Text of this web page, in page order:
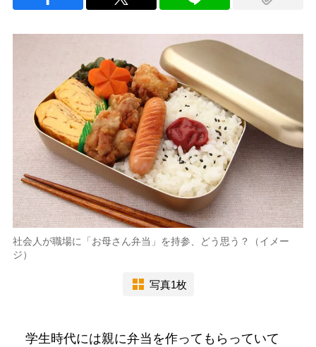
社会人が職場に「お母さん弁当」を持参、どう思う？（イメー
ジ）
写真1枚
学生時代には親に弁当を作ってもらっていて